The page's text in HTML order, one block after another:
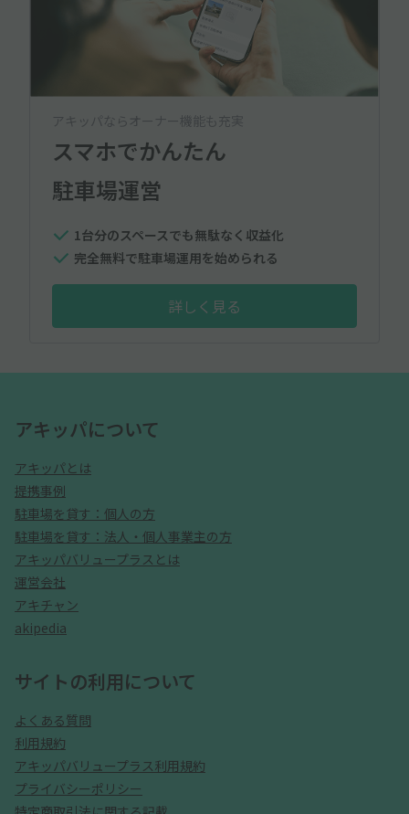
アキッパならオーナー機能も充実
スマホでかんたん
駐車場運営
1台分のスペースでも無駄なく収益化
完全無料で駐車場運用を始められる
詳しく見る
アキッパについて
アキッパとは
提携事例
駐車場を貸す：個人の方
駐車場を貸す：法人・個人事業主の方
アキッパバリュープラスとは
運営会社
アキチャン
akipedia
サイトの利用について
よくある質問
利用規約
アキッパバリュープラス利用規約
プライバシーポリシー